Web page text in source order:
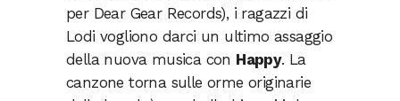
per Dear Gear Records), i ragazzi di
Lodi vogliono darci un ultimo assaggio
della nuova musica con Happy. La
canzone torna sulle orme originarie